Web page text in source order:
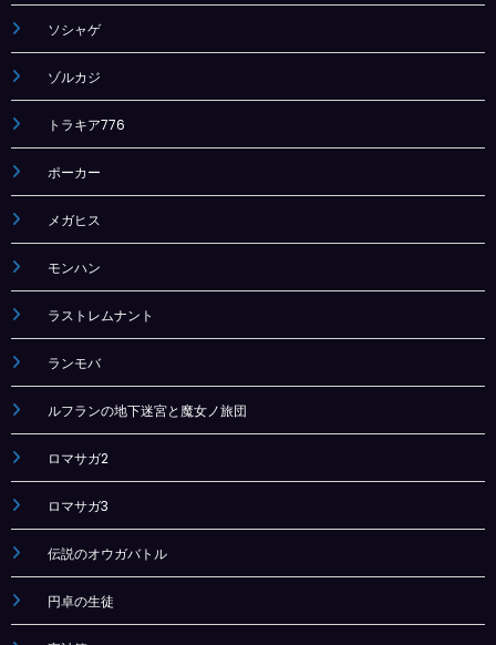
ソシャゲ
ゾルカジ
トラキア776
ポーカー
メガヒス
モンハン
ラストレムナント
ランモバ
ルフランの地下迷宮と魔女ノ旅団
ロマサガ2
ロマサガ3
伝説のオウガバトル
円卓の生徒